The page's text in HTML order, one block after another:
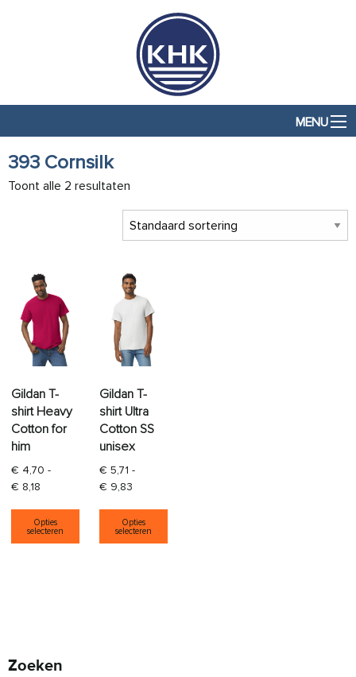
MENU
393 Cornsilk
Toont alle 2 resultaten
Gildan T-
shirt Heavy
Cotton for
him
€ 4,70 -
€ 8,18 Prijsklasse: € 4,70 tot € 8,18
Opties
selecteren
Dit product heeft meerdere variaties. Deze optie
Gildan T-
shirt Ultra
Cotton SS
unisex
€ 5,71 -
€ 9,83Prijsklasse: € 5,71 tot € 9,83
Opties
selecteren
Dit product heeft meerdere
Zoeken